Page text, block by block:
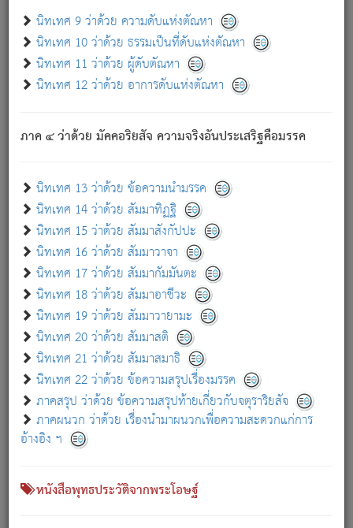
นิทเทศ 9 ว่าด้วย ความดับแห่งตัณหา
นิทเทศ 10 ว่าด้วย ธรรมเป็นที่ดับแห่งตัณหา
นิทเทศ 11 ว่าด้วย ผู้ดับตัณหา
นิทเทศ 12 ว่าด้วย อาการดับแห่งตัณหา
ภาค ๔ ว่าด้วย มัคคอริยสัจ ความจริงอันประเสริฐคือมรรค
นิทเทศ 13 ว่าด้วย ข้อความนำมรรค
นิทเทศ 14 ว่าด้วย สัมมาทิฏฐิ
นิทเทศ 15 ว่าด้วย สัมมาสังกัปปะ
นิทเทศ 16 ว่าด้วย สัมมาวาจา
นิทเทศ 17 ว่าด้วย สัมมากัมมันตะ
นิทเทศ 18 ว่าด้วย สัมมาอาชีวะ
นิทเทศ 19 ว่าด้วย สัมมาวายามะ
นิทเทศ 20 ว่าด้วย สัมมาสติ
นิทเทศ 21 ว่าด้วย สัมมาสมาธิ
นิทเทศ 22 ว่าด้วย ข้อความสรุปเรื่องมรรค
ภาคสรุป ว่าด้วย ข้อความสรุปท้ายเกี่ยวกับจตุราริยสัจ
ภาคผนวก ว่าด้วย เรื่องนำมาผนวกเพื่อความสะดวกแก่การ
อ้างอิง ฯ
หนังสือพุทธประวัติจากพระโอษฐ์
- อุ.ขุ. ๒๕/๑๒๑/๘๔.
(ข้อความนี้ เป็นพระพุทธอุทานที่ทรงเปล่งออก ที่โคนต้นโพธิ์
เป็นที่ตรัสรู้ เมื่อตรัสรู้แล้วได้ 7 วัน)
เกี่ยวกับธรรมโฆษณ์ออนไลน์ (Disclaimer)
แม้ระบบ "ธรรมโฆษณ์ออนไลน์" พยายามปรับปรุงข้อมูลให้ถูกต้องมากที่สุด
ผู้ศึกษาก็พึงตรวจสอบกับตัวเล่มหนังสือต้นฉบับ ที่มีการพิมพ์ครั้งล่าสุด
ก่อนนำข้อมูลไปใช้ในการอ้างอิง"
เกี่ยวกับอัตถจารี|เกี่ยวกับการพัฒนา|แจ้งข้อผิดพลาด / แนะนำ
หนังสือที่เกี่ยวข้อง